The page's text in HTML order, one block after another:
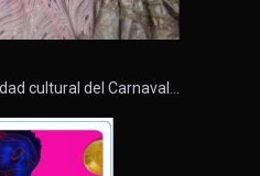
cultural del Carnaval…